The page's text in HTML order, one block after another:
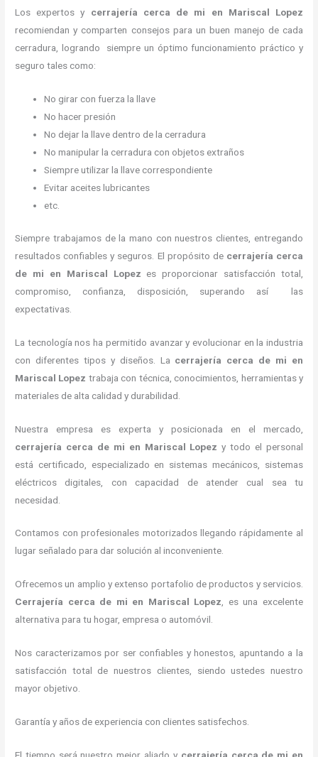
Los expertos y cerrajería cerca de mi
en Mariscal Lopez
recomiendan y comparten consejos para un buen manejo de cada
cerradura, logrando siempre un óptimo funcionamiento práctico y
seguro tales como:
No girar con fuerza la llave
No hacer presión
No dejar la llave dentro de la cerradura
No manipular la cerradura con objetos extraños
Siempre utilizar la llave correspondiente
Evitar aceites lubricantes
etc.
Siempre trabajamos de la mano con nuestros clientes, entregando
resultados confiables y seguros. El propósito de cerrajería cerca
de mi
en Mariscal Lopez es proporcionar satisfacción total,
compromiso, confianza, disposición, superando así las
expectativas.
La tecnología nos ha permitido avanzar y evolucionar en la industria
con diferentes tipos y diseños. La cerrajería cerca de mi en
Mariscal Lopez trabaja con técnica, conocimientos, herramientas y
materiales de alta calidad y durabilidad.
Nuestra empresa es experta y posicionada en el mercado,
cerrajería cerca de mi en Mariscal Lopez y todo el personal
está certificado, especializado en sistemas mecánicos, sistemas
eléctricos digitales, con capacidad de atender cual sea tu
necesidad.
Contamos con profesionales motorizados llegando rápidamente al
lugar señalado para dar solución al inconveniente.
Ofrecemos un amplio y extenso portafolio de productos y servicios.
Cerrajería cerca de mi en Mariscal Lopez, es una excelente
alternativa para tu hogar, empresa o automóvil.
Nos caracterizamos por ser confiables y honestos, apuntando a la
satisfacción total de nuestros clientes, siendo ustedes nuestro
mayor objetivo.
Garantía y años de experiencia con clientes satisfechos.